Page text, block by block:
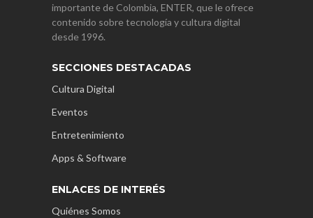
importante de Colombia, ENTER, que le ofrece
contenido sobre tecnología y cultura digital
desde 1996.
SECCIONES DESTACADAS
Cultura Digital
Eventos
Entretenimiento
Apps & Software
ENLACES DE INTERÉS
Quiénes Somos